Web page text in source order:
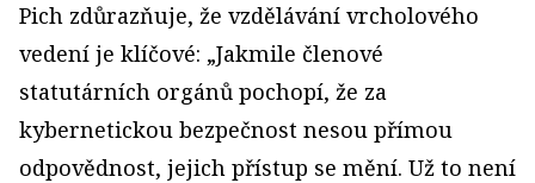
Pich zdůrazňuje, že vzdělávání vrcholového
vedení je klíčové: „Jakmile členové
statutárních orgánů pochopí, že za
kybernetickou bezpečnost nesou přímou
odpovědnost, jejich přístup se mění. Už to není